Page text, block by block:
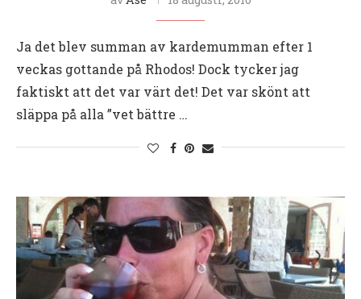
Ja det blev summan av kardemumman efter 1
veckas gottande på Rhodos! Dock tycker jag
faktiskt att det var värt det! Det var skönt att
släppa på alla ”vet bättre …